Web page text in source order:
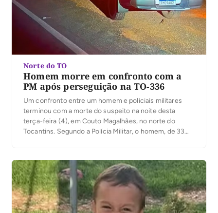
Norte do TO
Homem morre em confronto com a
PM após perseguição na TO-336
Um confronto entre um homem e policiais militares
terminou com a morte do suspeito na noite desta
terça-feira (4), em Couto Magalhães, no norte do
Tocantins. Segundo a Polícia Militar, o homem, de 33
Ainda conforme a PM, […]